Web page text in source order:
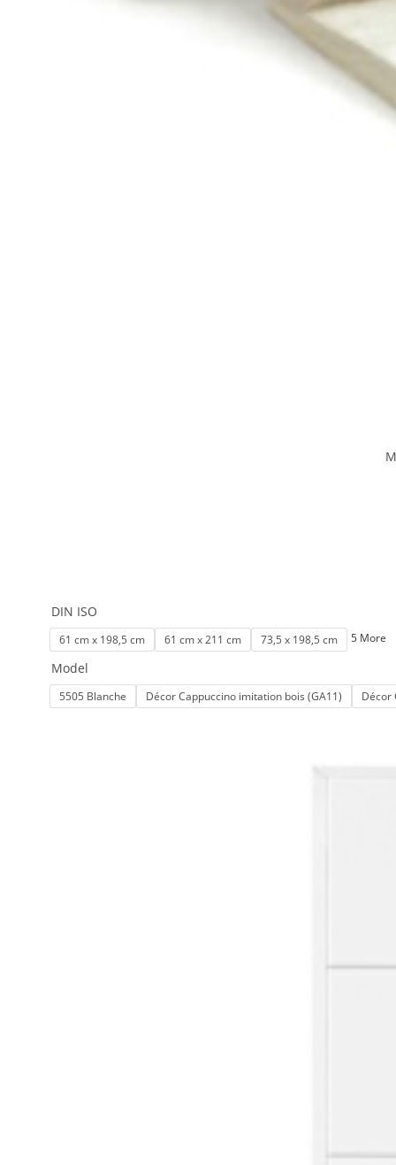
DIN ISO
61 cm x 198,5 cm 61 cm x 211 cm 73,5 x 198,5 cm 5 More
Model
5505 Blanche Décor Cappuccino imitation bois (GA11) Décor